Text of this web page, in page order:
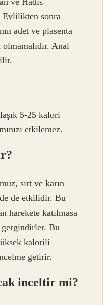
Evlilikten sonra
adet ve plasenta
Anal
5-25 kalori
etkilemez.
sırt ve karın
de etkilidir. Bu
harekete katılmasa
gergindirler. Bu
kalorili
getirir.
inceltir mi?